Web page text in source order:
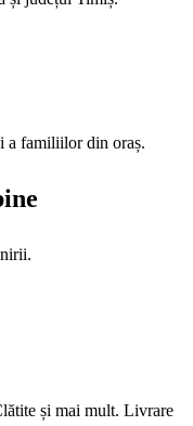
a familiilor din oraș.
și mai mult. Livrare